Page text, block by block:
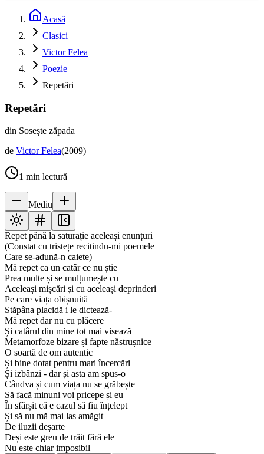
Acasă
Clasici
Victor Felea
Poezie
Repetări
Repetări
din Sosește zăpada
de Victor Felea(2009)
1 min lectură
Mediu
Repet până la saturație aceleași enunțuri
(Constat cu tristețe recitindu-mi poemele
Care se-adună-n caiete)
Mă repet ca un catâr ce nu știe
Prea multe și se mulțumește cu
Aceleași mișcări și cu aceleași deprinderi
Pe care viața obișnuită
Stăpâna placidă i le dictează-
Mă repet dar nu cu plăcere
Și catârul din mine tot mai visează
Metamorfoze bizare și fapte năstrușnice
O soartă de om autentic
Și bine dotat pentru mari încercări
Și izbânzi - dar și asta am spus-o
Cândva și cum viața nu se grăbește
Să facă minuni voi pricepe și eu
În sfârșit că e cazul să fiu înțelept
Și să nu mă mai las amăgit
De iluzii deșarte
Deși este greu de trăit fără ele
Nu este chiar imposibil